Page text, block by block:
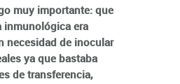
muy importante: que
inmunológica era
necesidad de inocular
ya que bastaba
de transferencia,